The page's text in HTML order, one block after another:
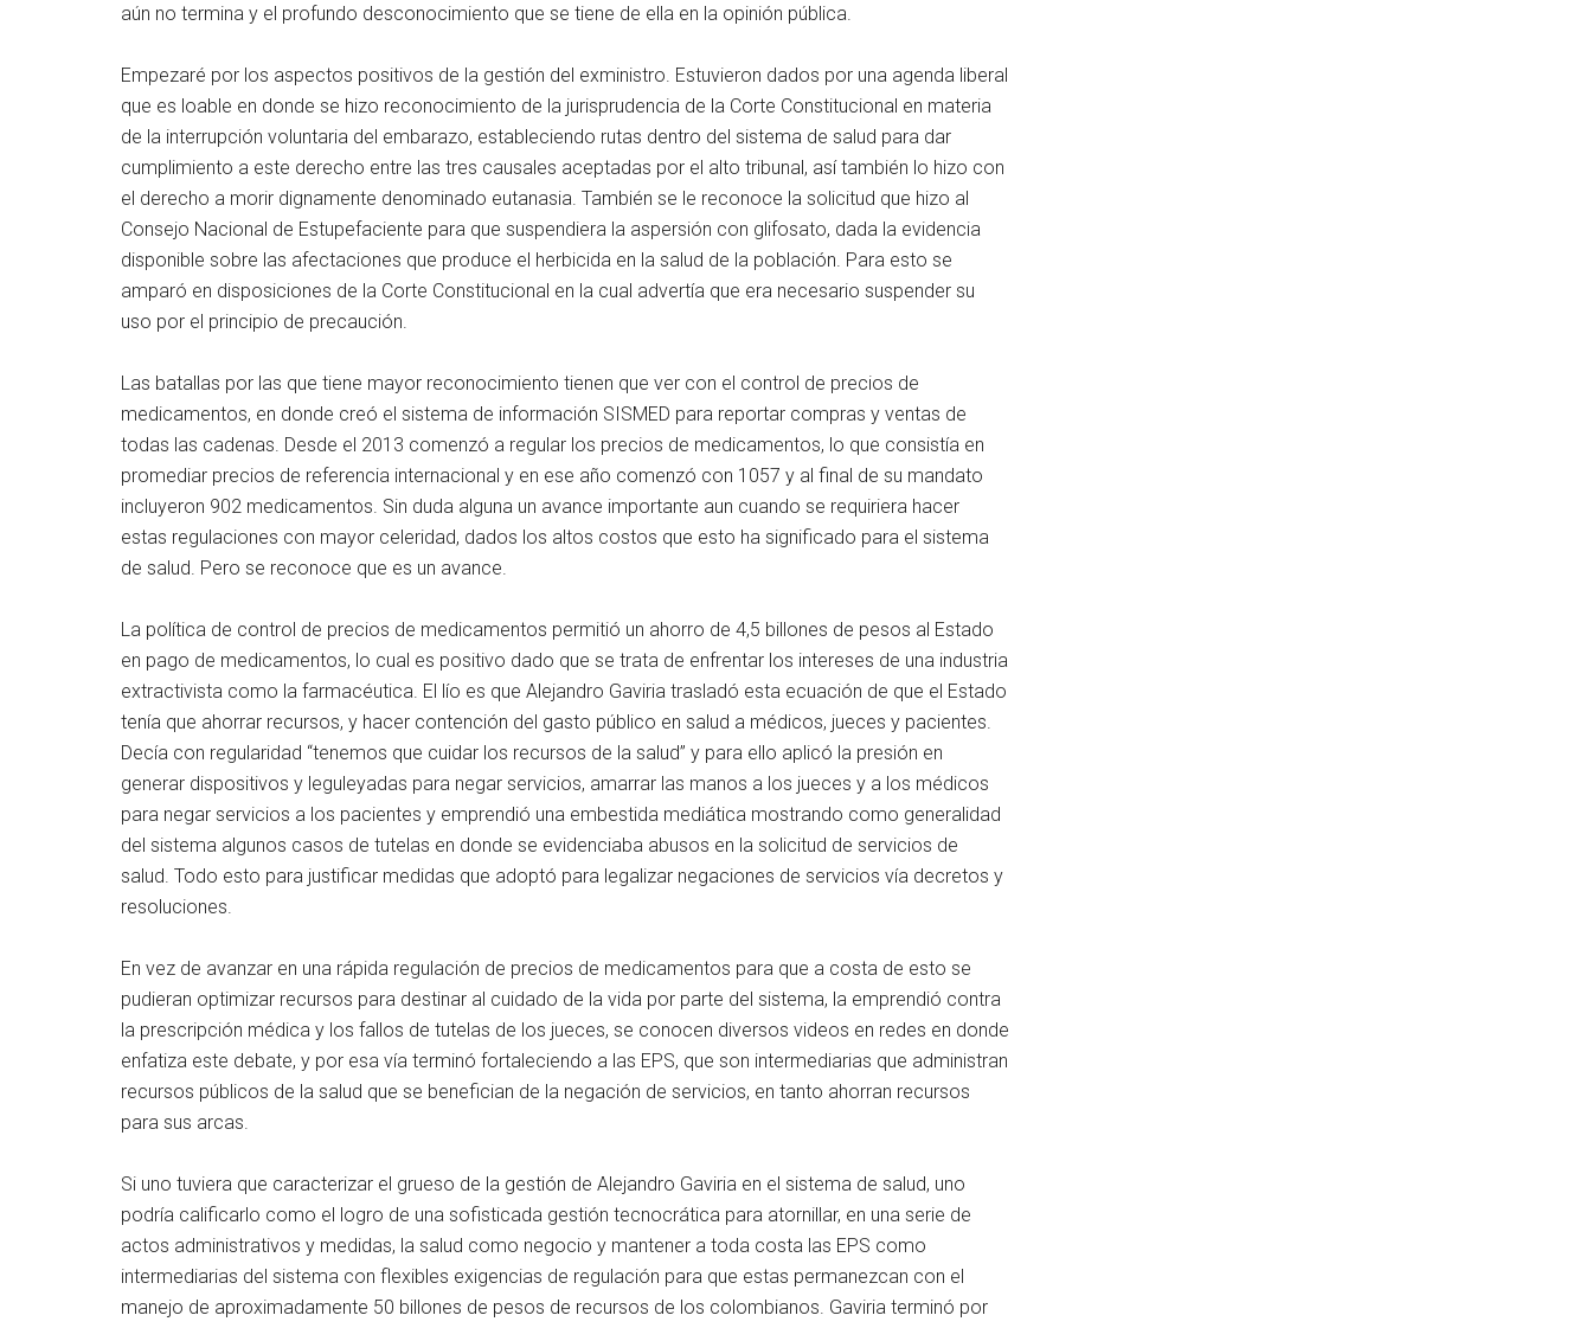
aún no termina y el profundo desconocimiento que se tiene de ella en la opinión pública.
Empezaré por los aspectos positivos de la gestión del exministro. Estuvieron dados por una agenda liberal
que es loable en donde se hizo reconocimiento de la jurisprudencia de la Corte Constitucional en materia
de la interrupción voluntaria del embarazo, estableciendo rutas dentro del sistema de salud para dar
cumplimiento a este derecho entre las tres causales aceptadas por el alto tribunal, así también lo hizo con
el derecho a morir dignamente denominado eutanasia. También se le reconoce la solicitud que hizo al
Consejo Nacional de Estupefaciente para que suspendiera la aspersión con glifosato, dada la evidencia
disponible sobre las afectaciones que produce el herbicida en la salud de la población. Para esto se
amparó en disposiciones de la Corte Constitucional en la cual advertía que era necesario suspender su
uso por el principio de precaución.
Las batallas por las que tiene mayor reconocimiento tienen que ver con el control de precios de
medicamentos, en donde creó el sistema de información SISMED para reportar compras y ventas de
todas las cadenas. Desde el 2013 comenzó a regular los precios de medicamentos, lo que consistía en
promediar precios de referencia internacional y en ese año comenzó con 1057 y al final de su mandato
incluyeron 902 medicamentos. Sin duda alguna un avance importante aun cuando se requiriera hacer
estas regulaciones con mayor celeridad, dados los altos costos que esto ha significado para el sistema
de salud. Pero se reconoce que es un avance.
La política de control de precios de medicamentos permitió un ahorro de 4,5 billones de pesos al Estado
en pago de medicamentos, lo cual es positivo dado que se trata de enfrentar los intereses de una industria
extractivista como la farmacéutica. El lío es que Alejandro Gaviria trasladó esta ecuación de que el Estado
tenía que ahorrar recursos, y hacer contención del gasto público en salud a médicos, jueces y pacientes.
Decía con regularidad “tenemos que cuidar los recursos de la salud” y para ello aplicó la presión en
generar dispositivos y leguleyadas para negar servicios, amarrar las manos a los jueces y a los médicos
para negar servicios a los pacientes y emprendió una embestida mediática mostrando como generalidad
del sistema algunos casos de tutelas en donde se evidenciaba abusos en la solicitud de servicios de
salud. Todo esto para justificar medidas que adoptó para legalizar negaciones de servicios vía decretos y
resoluciones.
En vez de avanzar en una rápida regulación de precios de medicamentos para que a costa de esto se
pudieran optimizar recursos para destinar al cuidado de la vida por parte del sistema, la emprendió contra
la prescripción médica y los fallos de tutelas de los jueces, se conocen diversos videos en redes en donde
enfatiza este debate, y por esa vía terminó fortaleciendo a las EPS, que son intermediarias que administran
recursos públicos de la salud que se benefician de la negación de servicios, en tanto ahorran recursos
para sus arcas.
Si uno tuviera que caracterizar el grueso de la gestión de Alejandro Gaviria en el sistema de salud, uno
podría calificarlo como el logro de una sofisticada gestión tecnocrática para atornillar, en una serie de
actos administrativos y medidas, la salud como negocio y mantener a toda costa las EPS como
intermediarias del sistema con flexibles exigencias de regulación para que estas permanezcan con el
manejo de aproximadamente 50 billones de pesos de recursos de los colombianos. Gaviria terminó por